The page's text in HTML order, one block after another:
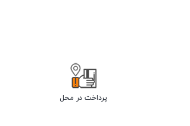
پرداخت در محل